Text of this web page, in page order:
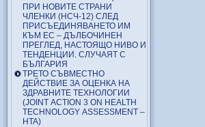
ПРИ НОВИТЕ СТРАНИ
ЧЛЕНКИ (НСЧ-12) СЛЕД
ПРИСЪЕДИНЯВАНЕТО ИМ
КЪМ ЕС – ДЪЛБОЧИНЕН
ПРЕГЛЕД, НАСТОЯЩО НИВО И
ТЕНДЕНЦИИ. СЛУЧАЯТ С
БЪЛГАРИЯ
ТРЕТО СЪВМЕСТНО
ДЕЙСТВИЕ ЗА ОЦЕНКА НА
ЗДРАВНИТЕ ТЕХНОЛОГИИ
(JOINT ACTION 3 ON HEALTH
TECHNOLOGY ASSESSMENT –
HTA)